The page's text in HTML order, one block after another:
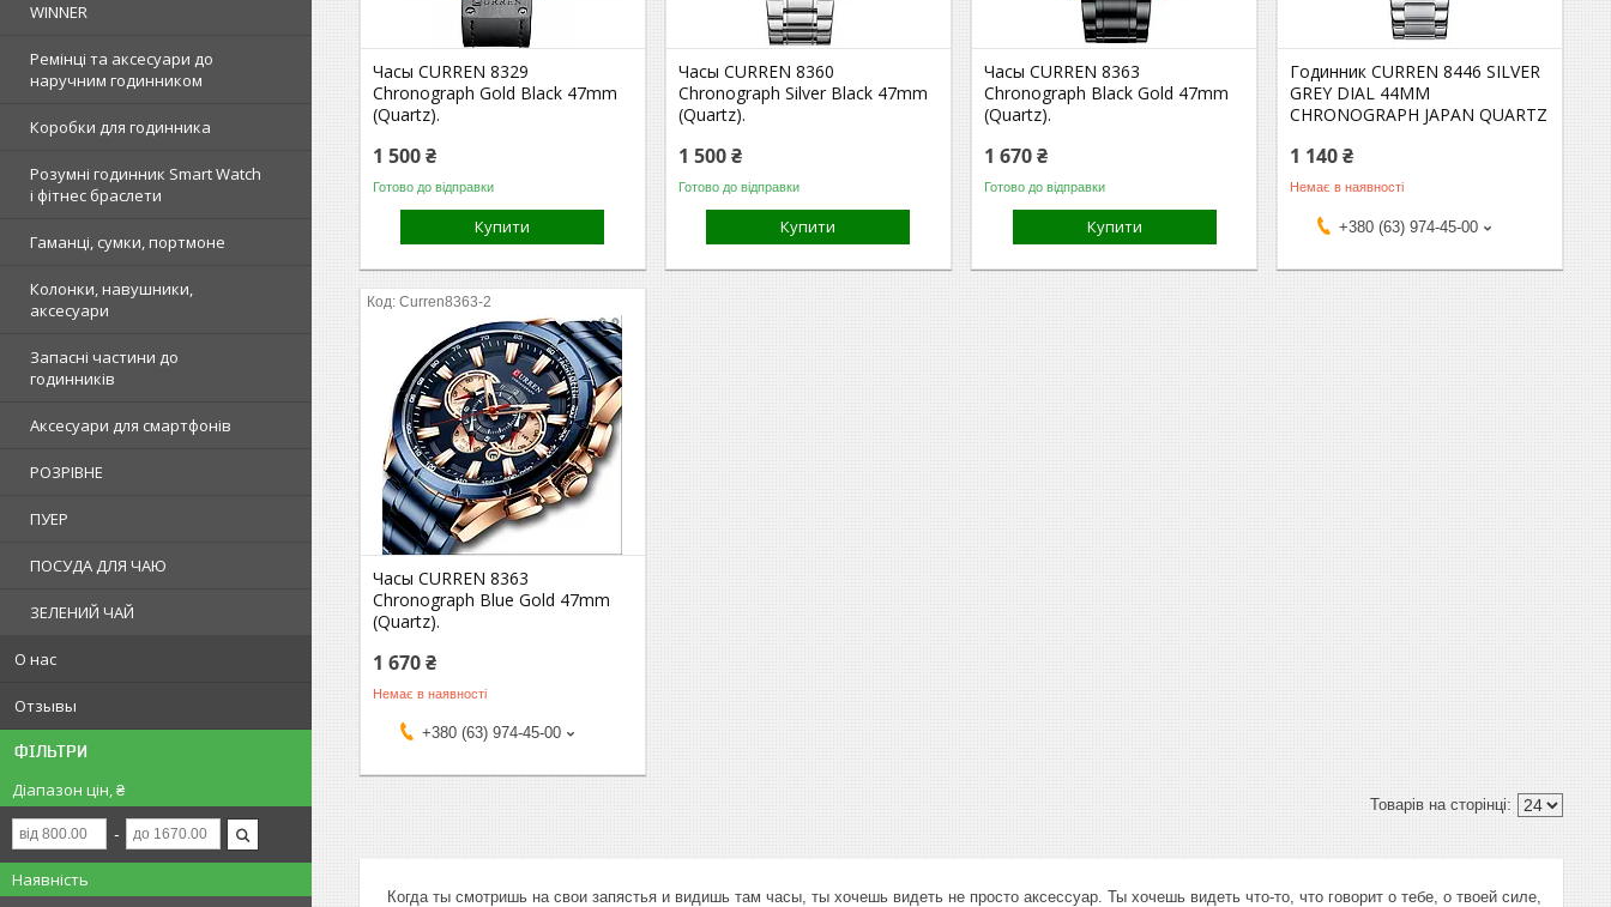
WINNER
Ремінці та аксесуари до
наручним годинником
Коробки для годинника
Розумні годинник Smart Watch
і фітнес браслети
Гаманці, сумки, портмоне
Колонки, навушники,
аксесуари
Запасні частини до
годинників
Аксесуари для смартфонів
РОЗРІВНЕ
ПУЕР
ПОСУДА ДЛЯ ЧАЮ
ЗЕЛЕНИЙ ЧАЙ
О нас
Отзывы
ФІЛЬТРИ
Діапазон цін, ₴
Наявність
Часы CURREN 8329
Chronograph Gold Black 47mm
(Quartz).
1 500 ₴
Готово до відправки
Купити
Часы CURREN 8360
Chronograph Silver Black 47mm
(Quartz).
1 500 ₴
Готово до відправки
Купити
Часы CURREN 8363
Chronograph Black Gold 47mm
(Quartz).
1 670 ₴
Готово до відправки
Купити
Годинник CURREN 8446 SILVER
GREY DIAL 44MM
CHRONOGRAPH JAPAN QUARTZ
1 140 ₴
Немає в наявності
+380 (63) 974-45-00
Curren8363-2
Часы CURREN 8363
Chronograph Blue Gold 47mm
(Quartz).
1 670 ₴
Немає в наявності
+380 (63) 974-45-00
Когда ты смотришь на свои запястья и видишь там часы, ты хочешь видеть не просто аксессуар. Ты хочешь видеть что-то, что говорит о тебе, о твоей силе,